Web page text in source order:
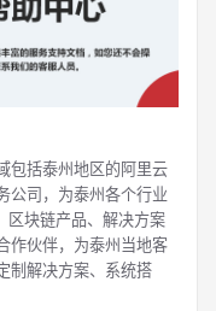
包括泰州地区的阿里云
公司，为泰州各个行业
区块链产品、解决方案
作伙伴，为泰州当地客
制解决方案、系统搭